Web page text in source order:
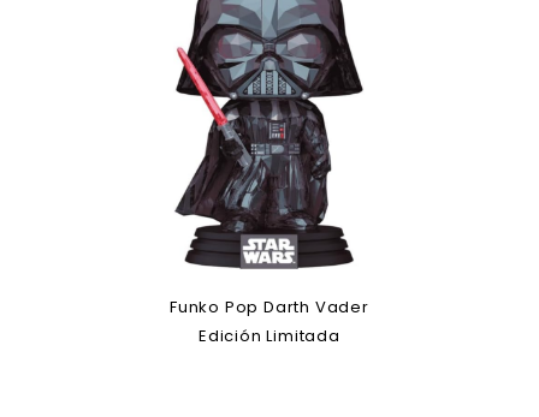
Funko Pop Darth Vader
Edición Limitada